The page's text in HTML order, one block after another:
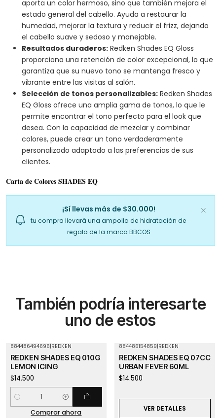
aporta un color hermoso, sino que también mejora el
estado general del cabello. Ayuda a restaurar la
humedad, mejorar la textura y reducir el frizz, dejando
el cabello suave y sedoso y manejable.
Resultados duraderos:Redken Shades EQ Gloss
proporciona una retención de color excepcional, lo que
garantiza que su nuevo tono se mantenga fresco y
vibrante entre las visitas al salón.
Selección de tonos personalizables:Redken Shades
EQ Gloss ofrece una amplia gama de tonos, lo que le
permite encontrar el tono perfecto para el look que
desea. Con la capacidad de mezclar y combinar
colores, puede crear un tono verdaderamente
personalizado adaptado a las preferencias de sus
clientes.
Carta de Colores SHADES EQ
¡Sí llevas más de $30.000!
tu compra llevará una ampolla de hidratación de
regalo de la marca BBCOS
También podría interesarte
uno de estos
884486494696|REDKEN
REDKEN SHADES EQ 010G
LEMON ICING
$14.500
Cantidad
Comprar ahora
884486154859|REDKEN
REDKEN SHADES EQ 07CC
URBAN FEVER 60ML
$14.500
VER DETALLES